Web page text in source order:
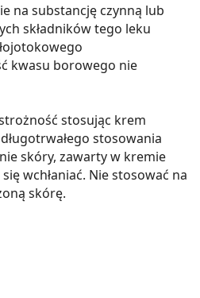
na substancję czynną lub
składników tego leku
kwasu borowego nie
stosując krem
stosowania
skóry, zawarty w kremie
wchłaniać. Nie stosować na
skórę.